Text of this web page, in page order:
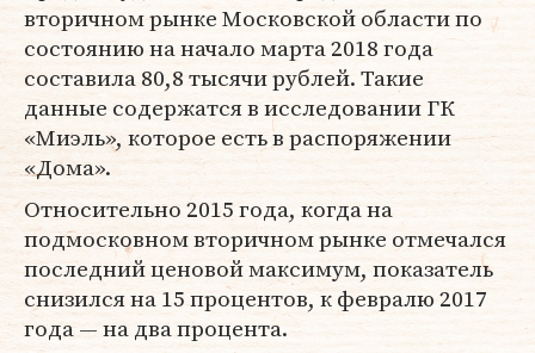
вторичном рынке Московской области по
состоянию на начало марта 2018 года
составила 80,8 тысячи рублей. Такие
данные содержатся в исследовании ГК
«Миэль», которое есть в распоряжении
«Дома».
Относительно 2015 года, когда на
подмосковном вторичном рынке отмечался
последний ценовой максимум, показатель
снизился на 15 процентов, к февралю 2017
года — на два процента.